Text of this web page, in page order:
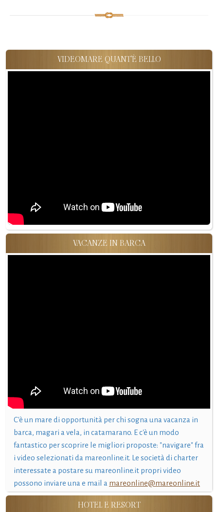
VIDEOMARE QUANT'È BELLO
VACANZE IN BARCA
C'è un mare di opportunità per chi sogna una vacanza in
barca, magari a vela, in catamarano. E c'è un modo
fantastico per scoprire le migliori proposte: "navigare" fra
i video selezionati da mareonline.it. Le società di charter
interessate a postare su mareonline.it propri video
possono inviare una e mail a mareonline@mareonline.it
HOTEL E RESORT